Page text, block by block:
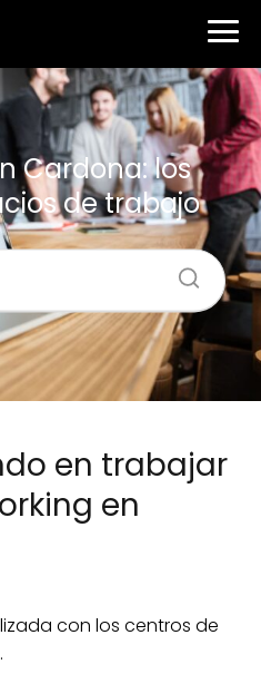
Cardona: los
de trabajo
en trabajar
en
con los centros de